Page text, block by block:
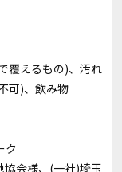
覆えるもの)、汚れ
可)、飲み物
ク
協会様、(一社)埼玉